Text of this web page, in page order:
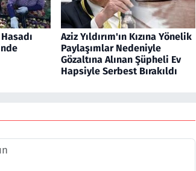
Aziz Yıldırım'ın Kızına Yönelik
Paylaşımlar Nedeniyle
Gözaltına Alınan Şüpheli Ev
Hapsiyle Serbest Bırakıldı